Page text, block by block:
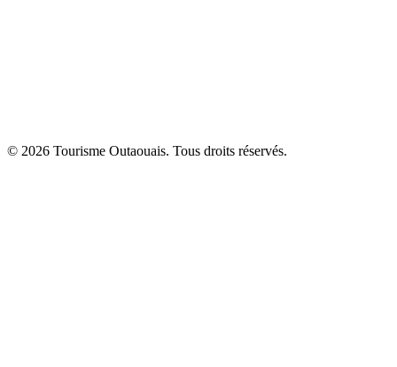
© 2026 Tourisme Outaouais. Tous droits réservés.